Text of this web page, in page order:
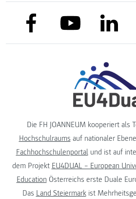
link to facebooklink to youtubelink to
Die FH JOANNEUM kooperiert als
Hochschulraums auf nationaler
Fachhochschulenportalund ist auf
dem Projekt EU4DUAL – European
Education Österreichs erste Duale
Das Land Steiermarkist